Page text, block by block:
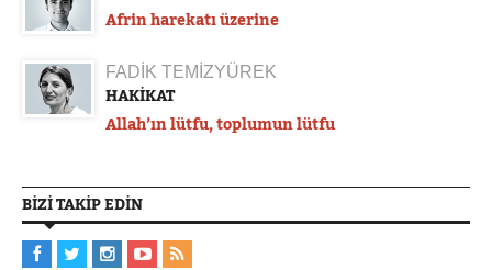
Afrin harekatı üzerine
FADİK TEMİZYÜREK
HAKİKAT
Allah’ın lütfu, toplumun lütfu
BIZI TAKIP EDIN